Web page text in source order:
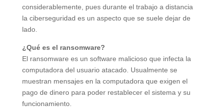
considerablemente, pues durante el trabajo a distancia
la ciberseguridad es un aspecto que se suele dejar de
lado.
¿Qué es el ransomware?
El ransomware es un software malicioso que infecta la
computadora del usuario atacado. Usualmente se
muestran mensajes en la computadora que exigen el
pago de dinero para poder restablecer el sistema y su
funcionamiento.